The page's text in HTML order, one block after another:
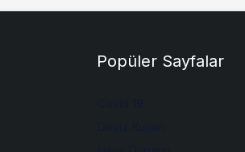
Popüler Sayfalar